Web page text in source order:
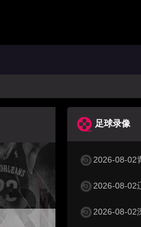
足球录像
2026-08-02
2026-08-02
2026-08-02深